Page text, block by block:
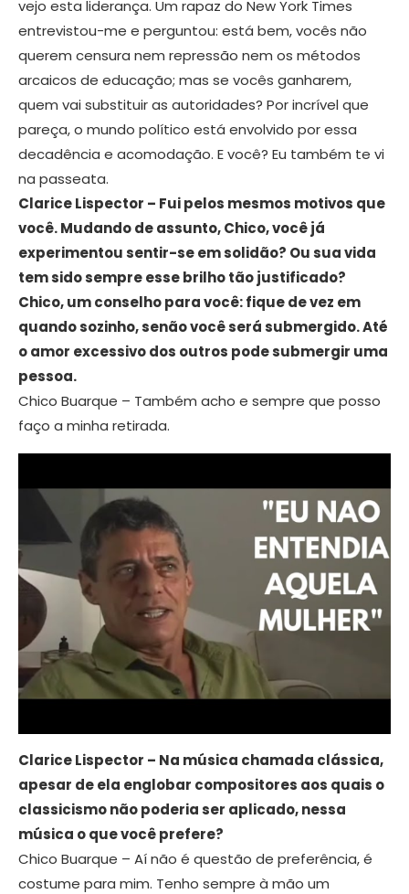
vejo esta liderança. Um rapaz do New York Times
entrevistou-me e perguntou: está bem, vocês não
querem censura nem repressão nem os métodos
arcaicos de educação; mas se vocês ganharem,
quem vai substituir as autoridades? Por incrível que
pareça, o mundo político está envolvido por essa
decadência e acomodação. E você? Eu também te vi
na passeata.
Clarice Lispector – Fui pelos mesmos motivos que
você. Mudando de assunto, Chico, você já
experimentou sentir-se em solidão? Ou sua vida
tem sido sempre esse brilho tão justificado?
Chico, um conselho para você: fique de vez em
quando sozinho, senão você será submergido. Até
o amor excessivo dos outros pode submergir uma
pessoa.
Chico Buarque – Também acho e sempre que posso
faço a minha retirada.
Clarice Lispector – Na música chamada clássica,
apesar de ela englobar compositores aos quais o
classicismo não poderia ser aplicado, nessa
música o que você prefere?
Chico Buarque – Aí não é questão de preferência, é
costume para mim. Tenho sempre à mão um